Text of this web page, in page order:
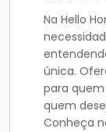
Na Hello
única.
para
quem
Conheça